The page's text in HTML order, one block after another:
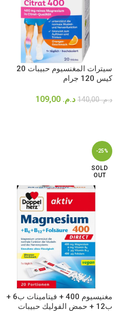
سيترات المغنسيوم حبيبات 20
كيس 120 جرام
د.م.140,00 د.م.
-25%
SOLD
OUT
مغنيسيوم 400 + فيتامينات ب6 +
ب12 + حمض الفوليك حبيبات